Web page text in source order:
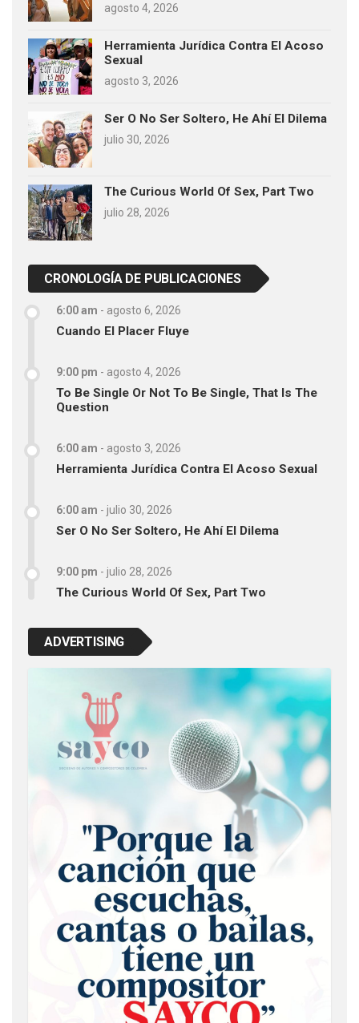
agosto 4, 2026
Herramienta Jurídica Contra El Acoso
Sexual
agosto 3, 2026
Ser O No Ser Soltero, He Ahí El Dilema
julio 30, 2026
The Curious World Of Sex, Part Two
julio 28, 2026
CRONOLOGÍA DE PUBLICACIONES
6:00 am - agosto 6, 2026
Cuando El Placer Fluye
9:00 pm - agosto 4, 2026
To Be Single Or Not To Be Single, That Is The
Question
6:00 am - agosto 3, 2026
Herramienta Jurídica Contra El Acoso Sexual
6:00 am - julio 30, 2026
Ser O No Ser Soltero, He Ahí El Dilema
9:00 pm - julio 28, 2026
The Curious World Of Sex, Part Two
ADVERTISING